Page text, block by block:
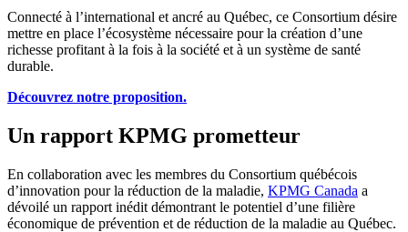
Connecté à l’international et ancré au Québec, ce Consortium désire
mettre en place l’écosystème nécessaire pour la création d’une
richesse profitant à la fois à la société et à un système de santé
durable.
Découvrez notre proposition.
Un rapport KPMG prometteur
En collaboration avec les membres du Consortium québécois
d’innovation pour la réduction de la maladie, KPMG Canada a
dévoilé un rapport inédit démontrant le potentiel d’une filière
économique de prévention et de réduction de la maladie au Québec.